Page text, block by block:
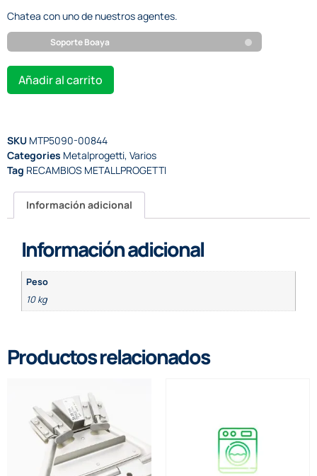
Chatea con uno de nuestros agentes.
Soporte Boaya
Añadir al carrito
SKU MTP5090-00844
Categories Metalprogetti, Varios
Tag RECAMBIOS METALLPROGETTI
Información adicional
Información adicional
Peso
10 kg
Productos relacionados